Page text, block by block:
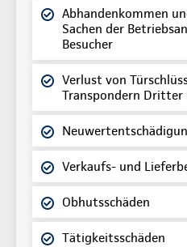
Abhandenkommen
Sachen der
Besucher
Verlust von
Transpondern Dritter
Verkaufs- und
Obhutsschäden
Tätigkeitsschäden